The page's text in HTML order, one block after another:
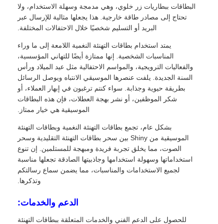
البطاقات ببطاريات زر خلوي، وهي مدمجة وسهلة الاستخدام، ولا
تحتاج إلى مصادر طاقة خارجية. هذا يجعلها مثالية للإرسال عبر
البريد أو التسليم شخصيًا خلال الاحتفالات المختلفة.
يمتد استخدام بطاقات التهنئة النغمية اللامعة إلى ما وراء
المناسبات الشخصية. إنها ممتازة أيضًا للتهاني المؤسسية،
والفعاليات الترويجية، والمواسم الاحتفالية مثل عيد الميلاد ورأس
السنة الجديدة. يلفت عنصرها الموسيقي الانتباه ويوصل الرسائل
بطريقة حيوية وجذابة. سواء كنتم ترغبون في إبهار العملاء، أو
شكر الموظفين، أو نشر بهجة العطلات، فإن هذه البطاقات
الموسيقية هي خيار ممتاز.
بشكل عام، تجمع بطاقات التهنئة النغمية وبطاقات التهنئة
الموسيقية من Shiny بين سحر بطاقات التهنئة التقليدية وسحر
الصوت، مما يخلق تجربة فريدة ومبهجة للمستلمين. إن تنوع
استخداماتها وسهولة استخدامها وجاذبيتها الصادقة تجعلها مناسبة
لجميع الاستخدامات والمناسبات، مما يضمن سماع رسالتكم
وتذكرها.
الدعم والخدمات:
للحصول على الدعم الفني والخدمات المتعلقة ببطاقات التهنئة